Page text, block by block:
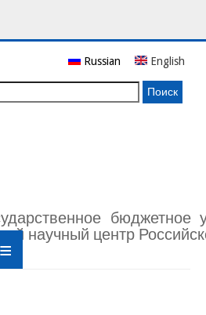
бюджетное
научный центр
Russian English